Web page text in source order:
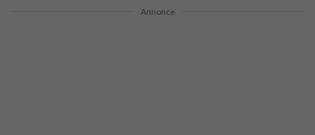
Annonce